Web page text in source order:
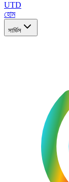
UTD
হোম
সার্ভিস